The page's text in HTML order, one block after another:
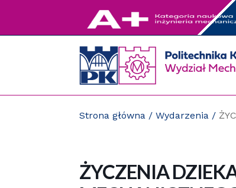
Strona główna /Wydarzenia /
ŻYCZENIA